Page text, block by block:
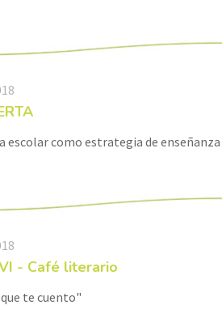
escolar como estrategia de enseñanza
- Café literario
te cuento"